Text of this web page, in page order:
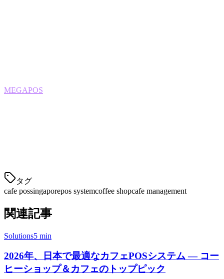
MEGAPOS
タグ
cafe possingaporepos systemcoffee shopcafe management
関連記事
Solutions5 min
2026年、日本で最適なカフェPOSシステム — コー
ヒーショップ＆カフェのトップピック